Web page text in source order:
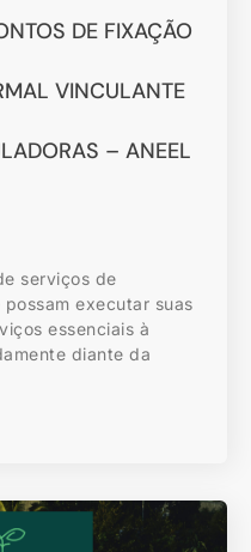
DE FIXAÇÃO
VINCULANTE
– ANEEL
serviços de
executar suas
essenciais à
diante da